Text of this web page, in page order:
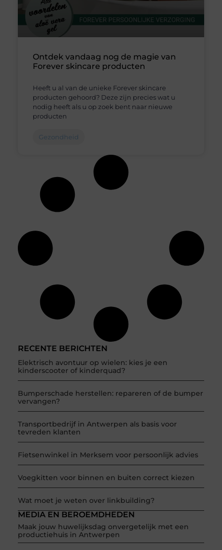
RECENTE BERICHTEN
Elektrisch avontuur op wielen: kies je een
kinderscooter of kinderquad?
Bumperschade herstellen: repareren of de bumper
vervangen?
Transportbedrijf in Antwerpen als basis voor
tevreden klanten
Fietsenwinkel in Merksem voor persoonlijk advies
Voegkitten voor binnen en buiten correct kiezen
Wat moet je weten over linkbuilding?
MEDIA EN BEROEMDHEDEN
Maak jouw huwelijksdag onvergetelijk met een
productiehuis in Antwerpen
Ontdek vandaag nog de magie van
Forever skincare producten
Heeft u al van de unieke Forever skincare
producten gehoord? Deze zijn precies wat u
nodig heeft als u op zoek bent naar nieuwe
producten
Gezondheid